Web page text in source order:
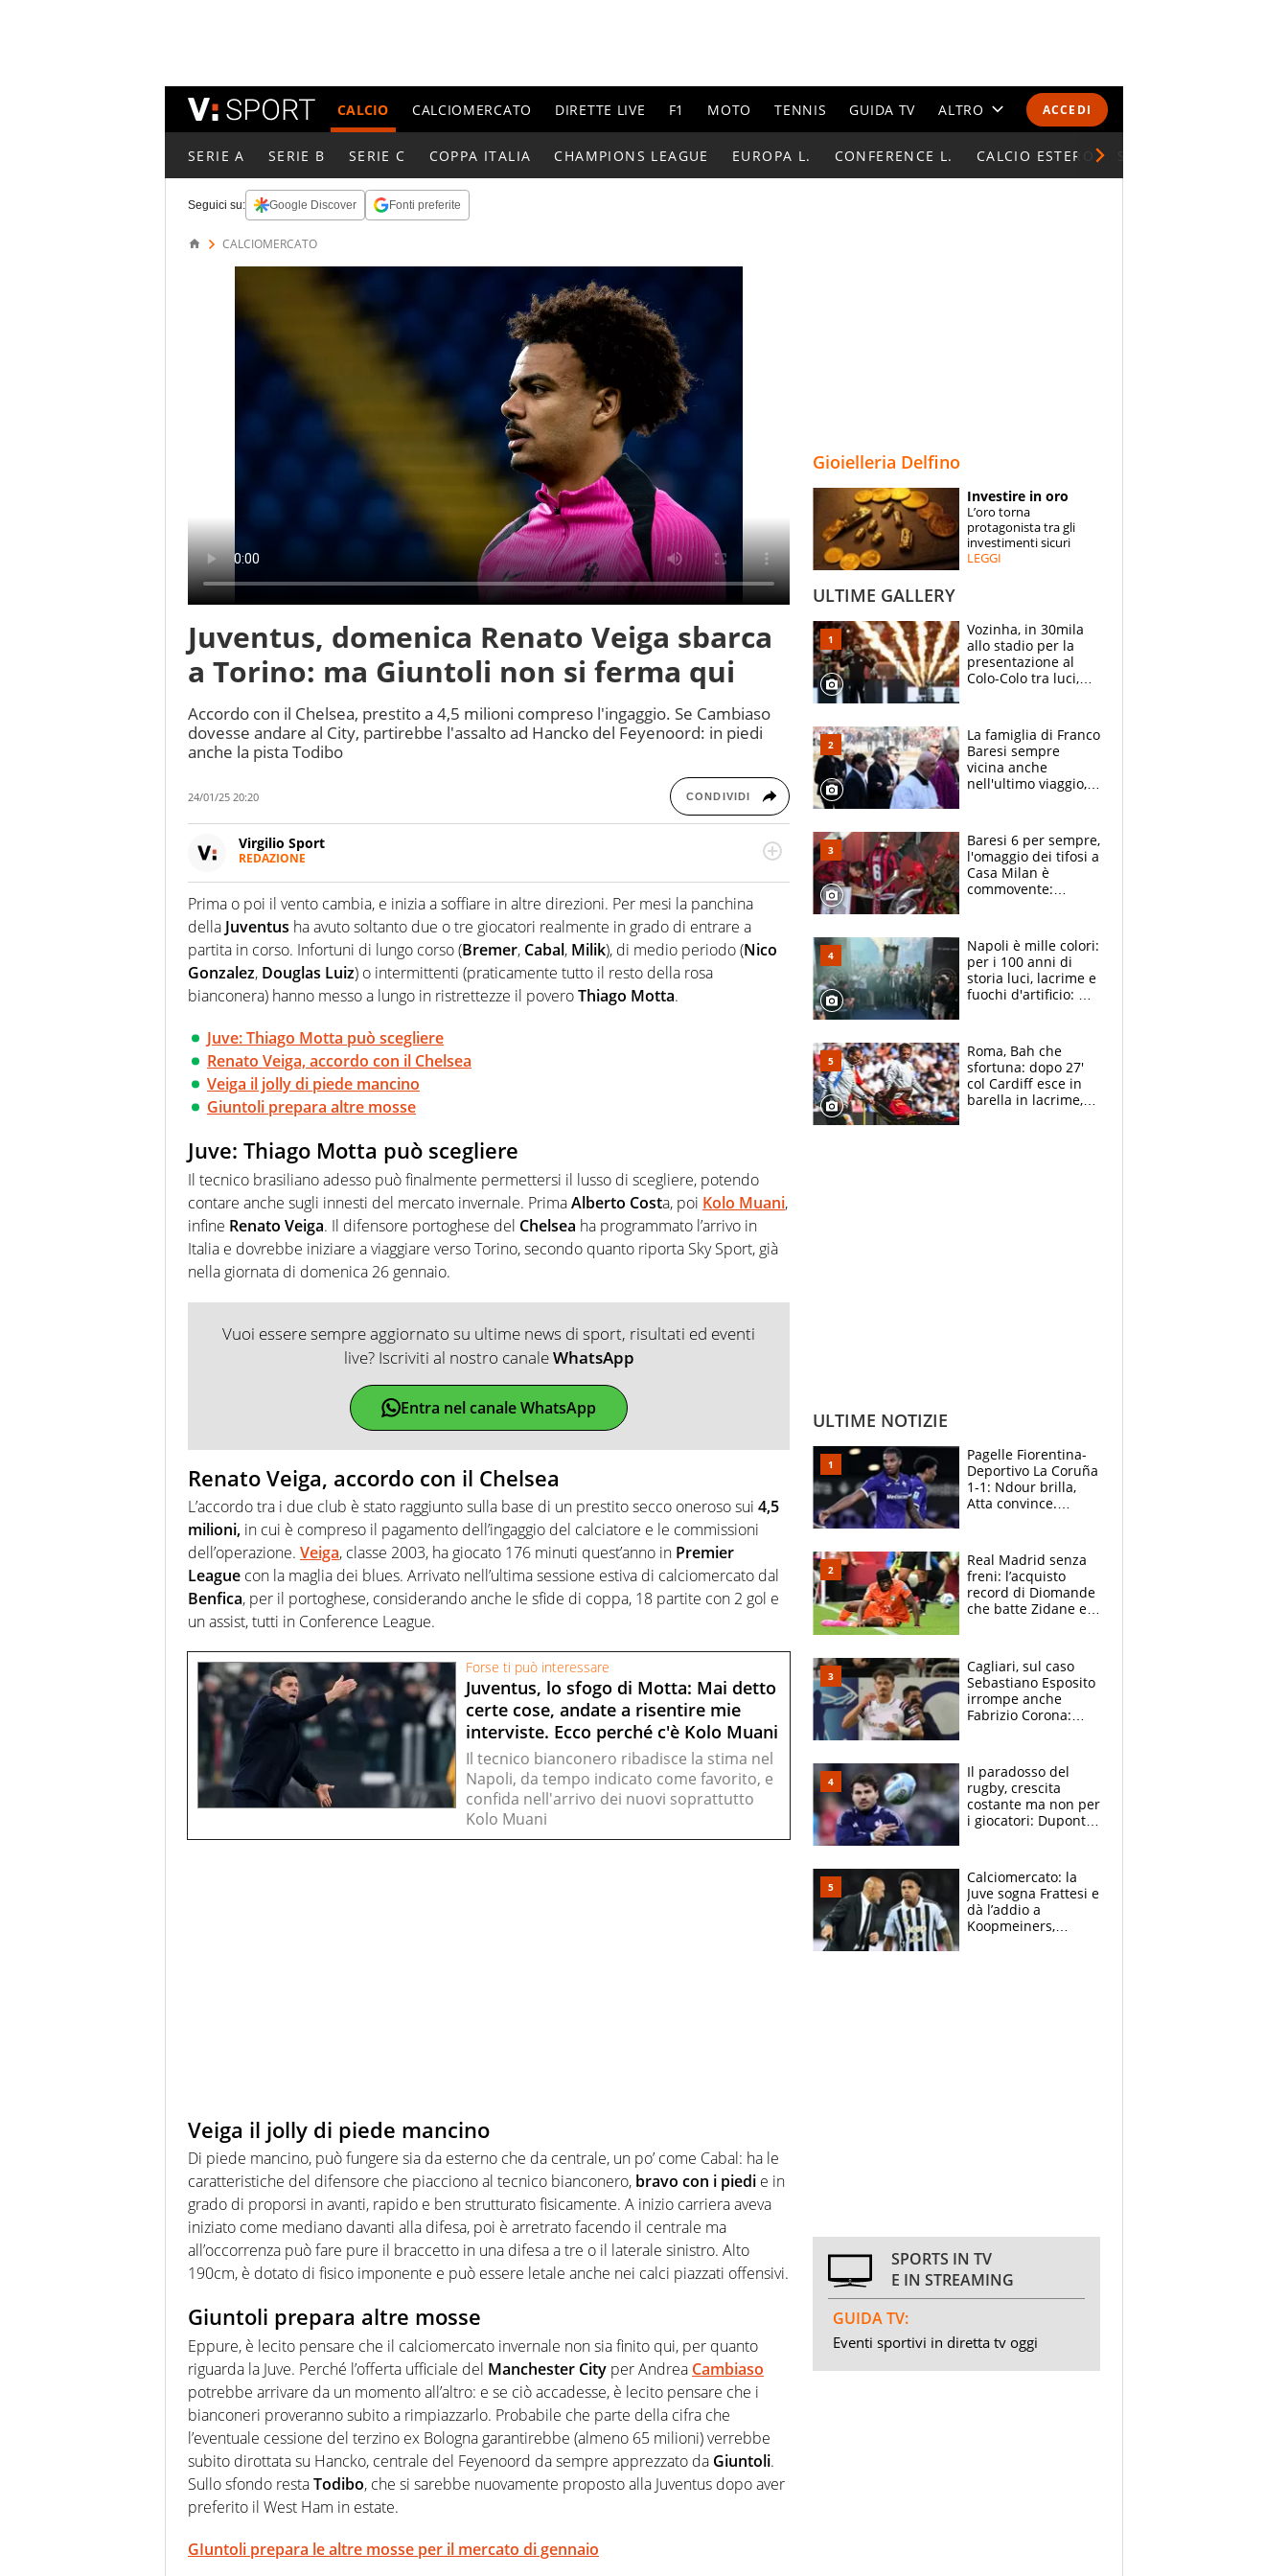
ACCEDI
CALCIO CALCIOMERCATO DIRETTE LIVE F1 MOTO TENNIS GUIDA TV ALTRO
CALENDARI E CLASSIFICHE
ESPERTI
CONTATTI
SERIE A SERIE B SERIE C COPPA ITALIA CHAMPIONS LEAGUE EUROPA L. CONFERENCE L. CALCIO ESTERO
Seguici su: Google Discover Fonti preferite
CALCIOMERCATO
Juventus, domenica Renato Veiga sbarca
a Torino: ma Giuntoli non si ferma qui
Accordo con il Chelsea, prestito a 4,5 milioni compreso l'ingaggio. Se Cambiaso
dovesse andare al City, partirebbe l'assalto ad Hancko del Feyenoord: in piedi
anche la pista Todibo
24/01/25 20:20 CONDIVIDI
Virgilio Sport
REDAZIONE
sport. Calcio, calciomercato, F1, Motomondiale ma anche tennis, volley, basket: su
Virgilio Sport i tifosi e gli appassionati sanno che troveranno sempre copertura
completa e zero faziosità. La squadra di Virgilio Sport è formata da giornalisti ed
esperti di sport abili sia nel gioco di rimessa quando intercettano le notizie e le
rilanciano verso la rete, sia nella costruzione dal basso quando creano contenuti
100% originali ed esclusivi.
Prima o poi il vento cambia, e inizia a soffiare in altre direzioni. Per mesi la panchina
della Juventus ha avuto soltanto due o tre giocatori realmente in grado di entrare a
partita in corso. Infortuni di lungo corso (Bremer, Cabal, Milik), di medio periodo (Nico
Gonzalez, Douglas Luiz) o intermittenti (praticamente tutto il resto della rosa
bianconera) hanno messo a lungo in ristrettezze il poveroThiago Motta.
Juve: Thiago Motta può scegliere
Renato Veiga, accordo con il Chelsea
Veiga il jolly di piede mancino
Giuntoli prepara altre mosse
Juve: Thiago Motta può scegliere
Il tecnico brasiliano adesso può finalmente permettersi il lusso di scegliere, potendo
contare anche sugli innesti del mercato invernale. PrimaAlberto Costa, poi Kolo Muani,
infine Renato Veiga. Il difensore portoghese del Chelsea ha programmato l’arrivo in
Italia e dovrebbe iniziare a viaggiare verso Torino, secondo quanto riporta Sky Sport, già
nella giornata di domenica 26 gennaio.
Vuoi essere sempre aggiornato su ultime news di sport, risultati ed eventi
live? Iscriviti al nostro canaleWhatsApp
Entra nel canale WhatsApp
Renato Veiga, accordo con il Chelsea
L’accordo tra i due club è stato raggiunto sulla base di un prestito secco oneroso sui 4,5
milioni, in cui è compreso il pagamento dell’ingaggio del calciatore e le commissioni
dell’operazione. Veiga, classe 2003, ha giocato 176 minuti quest’anno in Premier
League con la maglia dei blues. Arrivato nell’ultima sessione estiva di calciomercato dal
Benfica, per il portoghese, considerando anche le sfide di coppa, 18 partite con 2 gol e
un assist, tutti in Conference League.
Forse ti può interessare
Juventus, lo sfogo di Motta: Mai detto
certe cose, andate a risentire mie
interviste. Ecco perché c'è Kolo Muani
Il tecnico bianconero ribadisce la stima nel
Napoli, da tempo indicato come favorito, e
confida nell'arrivo dei nuovi soprattutto
Kolo Muani
Veiga il jolly di piede mancino
Di piede mancino, può fungere sia da esterno che da centrale, un po’ come Cabal: ha le
caratteristiche del difensore che piacciono al tecnico bianconero, bravo con i piedi e in
grado di proporsi in avanti, rapido e ben strutturato fisicamente. A inizio carriera aveva
iniziato come mediano davanti alla difesa, poi è arretrato facendo il centrale ma
all’occorrenza può fare pure il braccetto in una difesa a tre o il laterale sinistro. Alto
190cm, è dotato di fisico imponente e può essere letale anche nei calci piazzati offensivi.
Giuntoli prepara altre mosse
Eppure, è lecito pensare che il calciomercato invernale non sia finito qui, per quanto
riguarda la Juve. Perché l’offerta ufficiale del Manchester City per Andrea Cambiaso
potrebbe arrivare da un momento all’altro: e se ciò accadesse, è lecito pensare che i
bianconeri proveranno subito a rimpiazzarlo. Probabile che parte della cifra che
l’eventuale cessione del terzino ex Bologna garantirebbe (almeno 65 milioni) verrebbe
subito dirottata su Hancko, centrale del Feyenoord da sempre apprezzato da Giuntoli.
Sullo sfondo restaTodibo, che si sarebbe nuovamente proposto alla Juventus dopo aver
preferito il West Ham in estate.
GIuntoli prepara le altre mosse per il mercato di gennaio
Gioielleria Delfino
Investire in oro
L’oro torna
protagonista tra gli
investimenti sicuri
LEGGI
ULTIME GALLERY
Vozinha, in 30mila
allo stadio per la
presentazione al
Colo-Colo tra luci,
La famiglia di Franco
Baresi sempre
vicina anche
nell'ultimo viaggio,
circondati
dall'affetto dei tifosi
Baresi 6 per sempre,
l'omaggio dei tifosi a
Casa Milan è
commovente:
bigliettini
Napoli è mille colori:
per i 100 anni di
storia luci, lacrime e
fuochi d'artificio: De
Roma, Bah che
sfortuna: dopo 27'
col Cardiff esce in
barella in lacrime,
ULTIME NOTIZIE
Pagelle Fiorentina-
Deportivo La Coruña
1-1: Ndour brilla,
Atta convince.
Real Madrid senza
freni: l’acquisto
record di Diomande
che batte Zidane e
Cagliari, sul caso
Sebastiano Esposito
irrompe anche
Fabrizio Corona:
prove”
Il paradosso del
rugby, crescita
costante ma non per
i giocatori: Dupont
solo 1,4 milioni
all'anno
Calciomercato: la
Juve sogna Frattesi e
dà l’addio a
Koopmeiners,
SPORTS IN TV
E IN STREAMING
GUIDA TV:
Eventi sportivi in diretta tv oggi